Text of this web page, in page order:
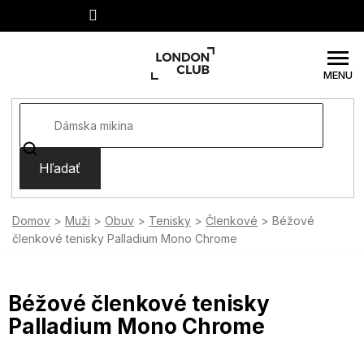
Hľadať
Domov Muži Obuv Tenisky Členkové
Béžové
členkové tenisky Palladium Mono Chrome
Béžové členkové tenisky
Palladium Mono Chrome